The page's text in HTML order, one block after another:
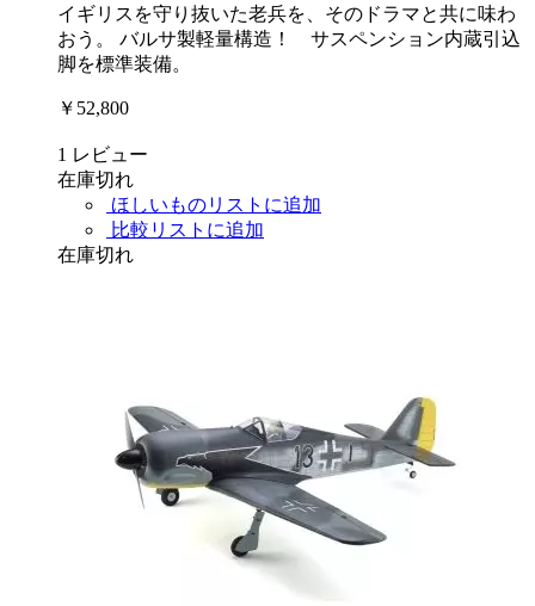
イギリスを守り抜いた老兵を、そのドラマと共に味わ
おう。 バルサ製軽量構造！ サスペンション内蔵引込
脚を標準装備。
￥52,800
1 レビュー
在庫切れ
ほしいものリストに追加
比較リストに追加
在庫切れ